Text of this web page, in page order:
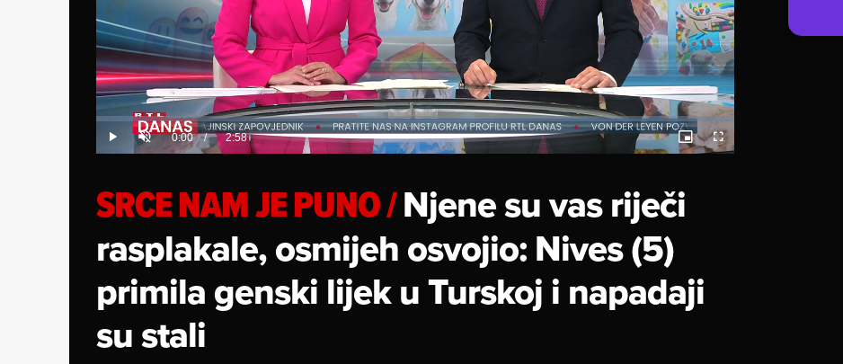
Video
Play UnmuteCurrent
0:00 / Duration
2:58
Loaded:
0%
Picture-
in-
Fullscreen
SRCE NAM JE PUNO/Njene su vas riječi
rasplakale, osmijeh osvojio: Nives (5)
primila genski lijek u Turskoj i napadaji
su stali